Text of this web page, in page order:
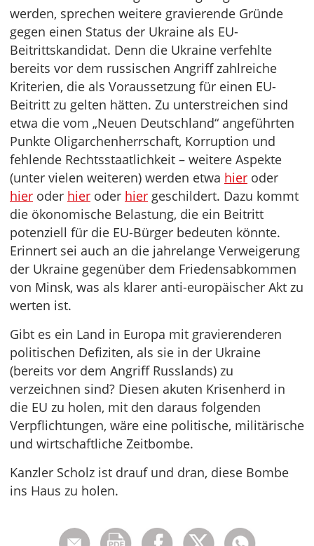
werden, sprechen weitere gravierende Gründe
gegen einen Status der Ukraine als EU-
Beitrittskandidat. Denn die Ukraine verfehlte
bereits vor dem russischen Angriff zahlreiche
Kriterien, die als Voraussetzung für einen EU-
Beitritt zu gelten hätten. Zu unterstreichen sind
etwa die vom „Neuen Deutschland“ angeführten
Punkte Oligarchenherrschaft, Korruption und
fehlende Rechtsstaatlichkeit – weitere Aspekte
(unter vielen weiteren) werden etwa hier oder
hier oder hier oder hier geschildert. Dazu kommt
die ökonomische Belastung, die ein Beitritt
potenziell für die EU-Bürger bedeuten könnte.
Erinnert sei auch an die jahrelange Verweigerung
der Ukraine gegenüber dem Friedensabkommen
von Minsk, was als klarer anti-europäischer Akt zu
werten ist.
Gibt es ein Land in Europa mit gravierenderen
politischen Defiziten, als sie in der Ukraine
(bereits vor dem Angriff Russlands) zu
verzeichnen sind? Diesen akuten Krisenherd in
die EU zu holen, mit den daraus folgenden
Verpflichtungen, wäre eine politische, militärische
und wirtschaftliche Zeitbombe.
Kanzler Scholz ist drauf und dran, diese Bombe
ins Haus zu holen.